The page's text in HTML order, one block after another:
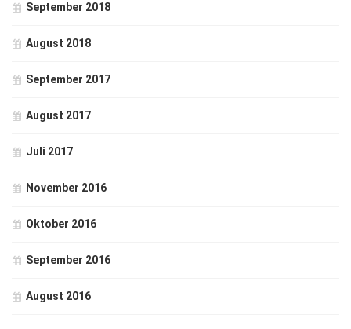
September 2018
August 2018
September 2017
August 2017
Juli 2017
November 2016
Oktober 2016
September 2016
August 2016